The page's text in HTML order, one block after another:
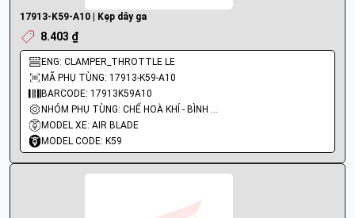
17913-K59-A10 | Kẹp dây ga
8.403 ₫
ENG: CLAMPER_THROTTLE LE
MÃ PHỤ TÙNG: 17913-K59-A10
BARCODE: 17913K59A10
NHÓM PHỤ TÙNG: CHẾ HOÀ KHÍ - BÌNH XĂNG CON - BƠM XĂNG
MODEL XE: AIR BLADE
MODEL CODE: K59